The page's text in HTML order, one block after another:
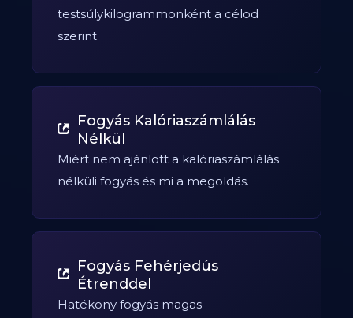
testsúlykilogrammonként a célod
szerint.
Fogyás Kalóriaszámlálás
Nélkül
Miért nem ajánlott a kalóriaszámlálás
nélküli fogyás és mi a megoldás.
Fogyás Fehérjedús
Étrenddel
Hatékony fogyás magas